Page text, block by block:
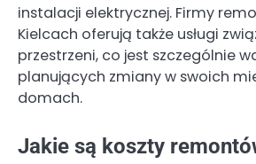
instalacji elektrycznej. Firmy
Kielcach oferują także usługi
przestrzeni, co jest szczególnie
planujących zmiany w swoich
domach.
Jakie są koszty